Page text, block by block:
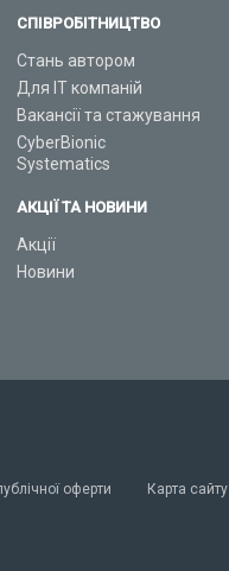
СПІВРОБІТНИЦТВО
Стань автором
Для ІТ компаній
Вакансії та стажування
CyberBionic
Systematics
АКЦІЇ ТА НОВИНИ
Акції
Новини
оферти Карта сайту